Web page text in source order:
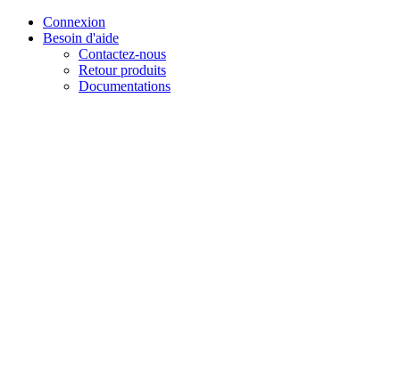
Connexion
Besoin d'aide
Contactez-nous
Retour produits
Documentations